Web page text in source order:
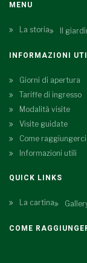
MENU
La storia Il
INFORMAZIONI
Giorni di apertura
Tariffe di ingresso
Modalità visite
Visite guidate
Come raggiungerci
Informazioni utili
QUICK LINKS
La cartina
COME